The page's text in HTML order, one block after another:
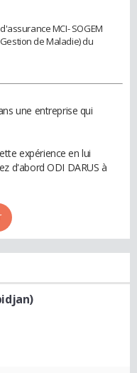
MCI- SOGEM
de Maladie) du
une entreprise qui
expérience en lui
d'abord ODI DARUS à